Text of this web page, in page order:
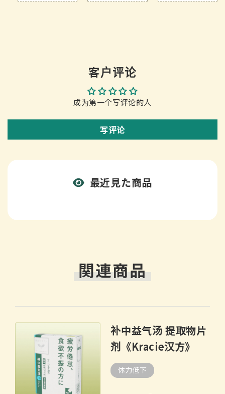
客户评论
成为第一个写评论的人
写评论
最近見た商品
関連商品
补中益气汤 提取物片
剂《Kracie汉方》
体力低下